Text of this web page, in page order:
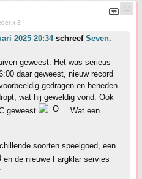
x 3
2025 20:34schreef Seven.
geweest. Het was serieus
daar geweest, nieuw record
gedragen en beneden
wat hij geweldig vond. Ook
geweest
. Wat een
soorten speelgoed, een
en de nieuwe Fargklar servies